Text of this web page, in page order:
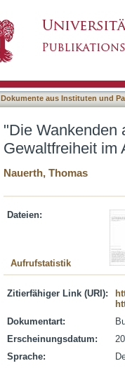
Dokumente aus Instituten und
"Die Wankenden
Gewaltfreiheit im
Nauerth, Thomas
Dateien:
Aufrufstatistik
Zitierfähiger Link (URI):
Dokumentart:
Erscheinungsdatum:
Sprache: